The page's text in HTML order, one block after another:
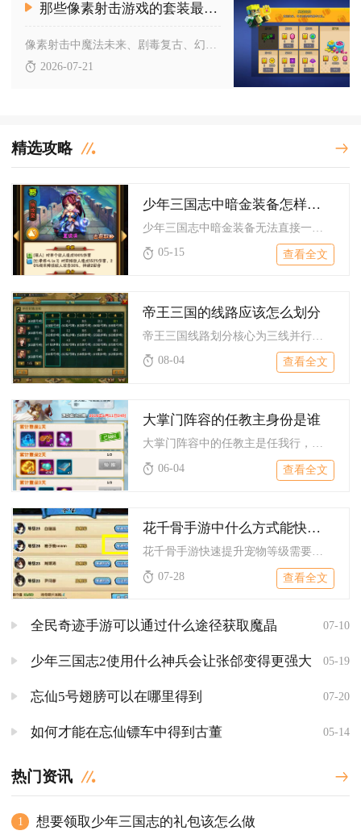
那些像素射击游戏的套装最让人眼前一亮
像素射击中魔法未来、剧毒复古、幻樱、夜鹰、赤炎之翼五套套装综...
2026-07-21
精选攻略
少年三国志中暗金装备怎样转化为彩金装备
05-15
查看全文
帝王三国的线路应该怎么划分
帝王三国线路划分核心为三线并行架构：前线攻城推进线、中线机动...
08-04
查看全文
大掌门阵容的任教主身份是谁
大掌门阵容中的任教主是任我行，为日月神教教主，核心定位是强力...
06-04
查看全文
花千骨手游中什么方式能快速提升宠物等级
花千骨手游快速提升宠物等级需要搭配定向经验道具、专属宠物副本...
07-28
查看全文
全民奇迹手游可以通过什么途径获取魔晶 07-10
少年三国志2使用什么神兵会让张郃变得更强大 05-19
忘仙5号翅膀可以在哪里得到 07-20
如何才能在忘仙镖车中得到古董 05-14
热门资讯
1 想要领取少年三国志的礼包该怎么做